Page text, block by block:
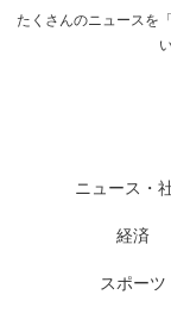
たくさんのニュースを
ニュース・
経済
スポーツ